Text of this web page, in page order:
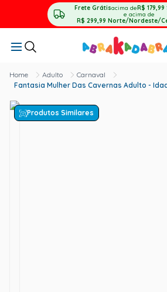
Frete Grátisacima deR$ 179,99
e acima de
R$ 299,99 Norte/Nordeste/
Adulto
Carnaval
Fantasia Mulher Das Cavernas Adulto -
Produtos Similares